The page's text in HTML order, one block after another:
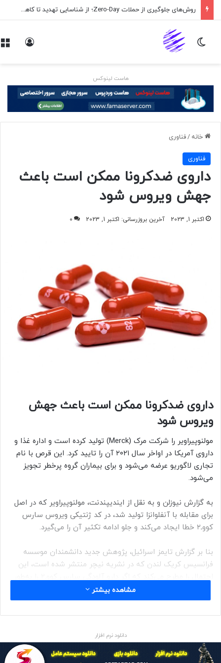
روش‌های جلوگیری از حملات Zero-Day؛ از شناسایی تهدید تا کاهش ریسک
تغییر پوسته
هاست لینوکس
خانه /فناوری
فناوری
داروی ضدکرونا ممکن است باعث
جهش ویروس شود
اکتبر 1, 2023 آخرین بروزرسانی: اکتبر 1, 2023 0
داروی ضدکرونا ممکن است باعث جهش
ویروس شود
مولنوپیراویر را شرکت مرک (Merck) تولید کرده است و اداره غذا و
داروی آمریکا در اواخر سال ۲۰۲۱ آن را تایید کرد. این قرص با نام
تجاری لاگوریو عرضه می‌شود و برای بیماران گروه پرخطر تجویز
می‌شود.
به گزارش نیوزلن و به نقل از ایندیپندنت، مولنوپیراویر که در اصل
برای مقابله با آنفلوانزا تولید شد، در کد ژنتیکی ویروس سارس‌
کوو‌ـ۲ خطا ایجاد می‌کند و جلو ادامه تکثیر آن را می‌گیرد.
بنا بر گزارش تایمز اسرائیل، پژوهش جدید دانشمندان موسسه
فرانسیس کریک لندن که در نشریه نیچر منتشر شده است، این
کامل از بدن پاک نکند، خطر انتقال جهش‌های مرتبط با
مولنوپیراویر وجود دارد.
پس از عرضه مولنوپیراویر، شناسایی کردند.
مشاهده بیشتر
دانلود نرم افزار